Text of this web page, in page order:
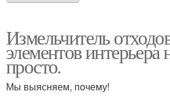
Измельчитель
элементов интерьера
просто.
Мы выясняем, почему!